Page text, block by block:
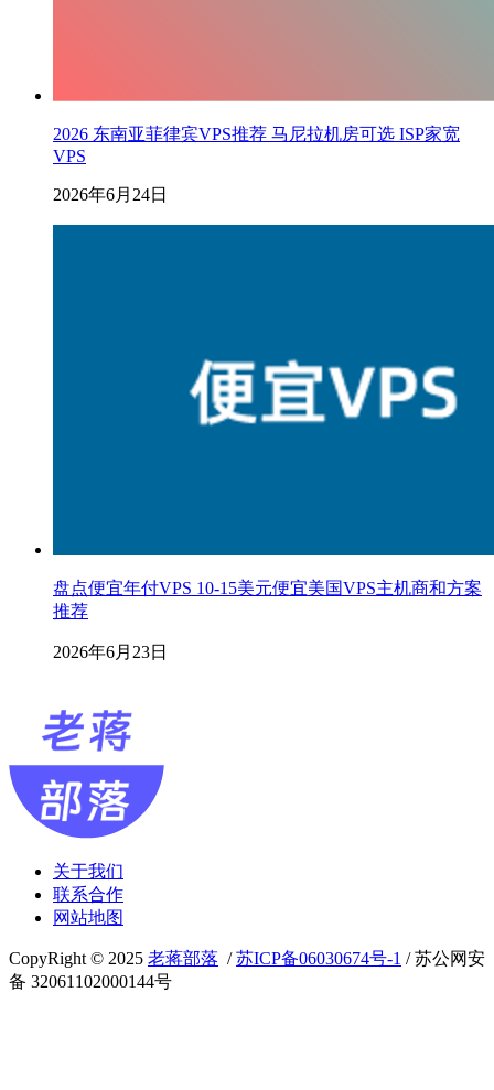
2026 东南亚菲律宾VPS推荐 马尼拉机房可选 ISP家宽
VPS
2026年6月24日
盘点便宜年付VPS 10-15美元便宜美国VPS主机商和方案
推荐
2026年6月23日
关于我们
联系合作
网站地图
CopyRight © 2025 老蒋部落 /苏ICP备06030674号-1 / 苏公网安
备 32061102000144号